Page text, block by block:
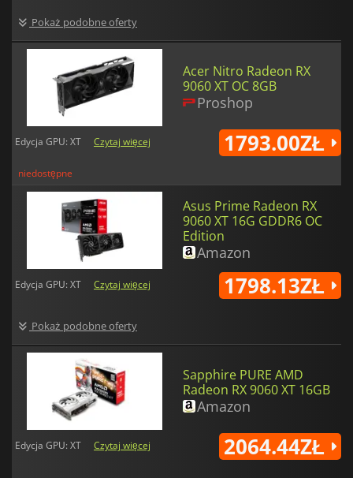
Pokaż podobne oferty
Acer Nitro Radeon RX
9060 XT OC 8GB
Proshop
Edycja GPU: XT Czytaj więcej
niedostępne
1793.00ZŁ
Asus Prime Radeon RX
9060 XT 16G GDDR6 OC
Edition
Amazon
Edycja GPU: XT Czytaj więcej
Pokaż podobne oferty
1798.13ZŁ
Sapphire PURE AMD
Radeon RX 9060 XT 16GB
Amazon
Edycja GPU: XT Czytaj więcej 2064.44ZŁ